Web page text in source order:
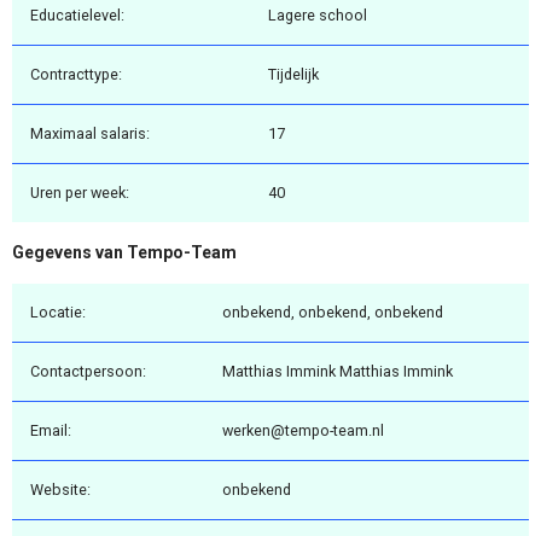
Educatielevel: Lagere school
Contracttype: Tijdelijk
Maximaal salaris: 17
Uren per week: 40
Gegevens van Tempo-Team
Locatie: onbekend, onbekend, onbekend
Contactpersoon: Matthias Immink Matthias Immink
Email: werken@tempo-team.nl
Website: onbekend